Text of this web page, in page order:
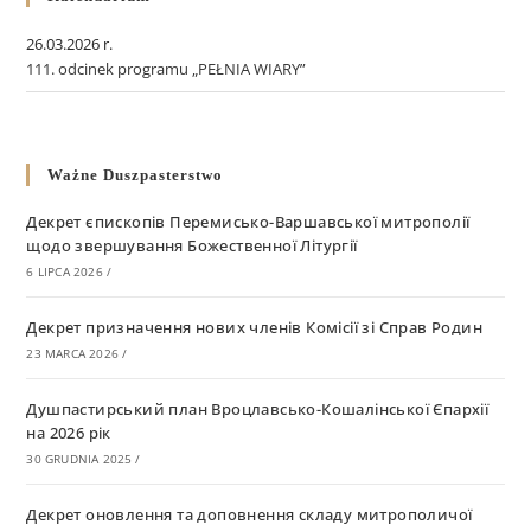
26.03.2026 r.
111. odcinek programu „PEŁNIA WIARY”
Ważne Duszpasterstwo
Декрет єпископів Перемисько-Варшавської митрополії
щодо звершування Божественної Літургії
6 LIPCA 2026 /
Декрет призначення нових членів Комісії зі Справ Родин
23 MARCA 2026 /
Душпастирський план Вроцлавсько-Кошалінської Єпархії
на 2026 рік
30 GRUDNIA 2025 /
Декрет оновлення та доповнення складу митрополичої